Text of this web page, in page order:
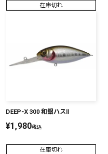
新作
この内容で検索する
在庫切れ
DEEP-X 300 和銀ハスⅡ
¥1,980税込
在庫切れ